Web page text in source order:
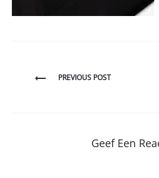
BerichtPREVIOUS POST
Geef Een